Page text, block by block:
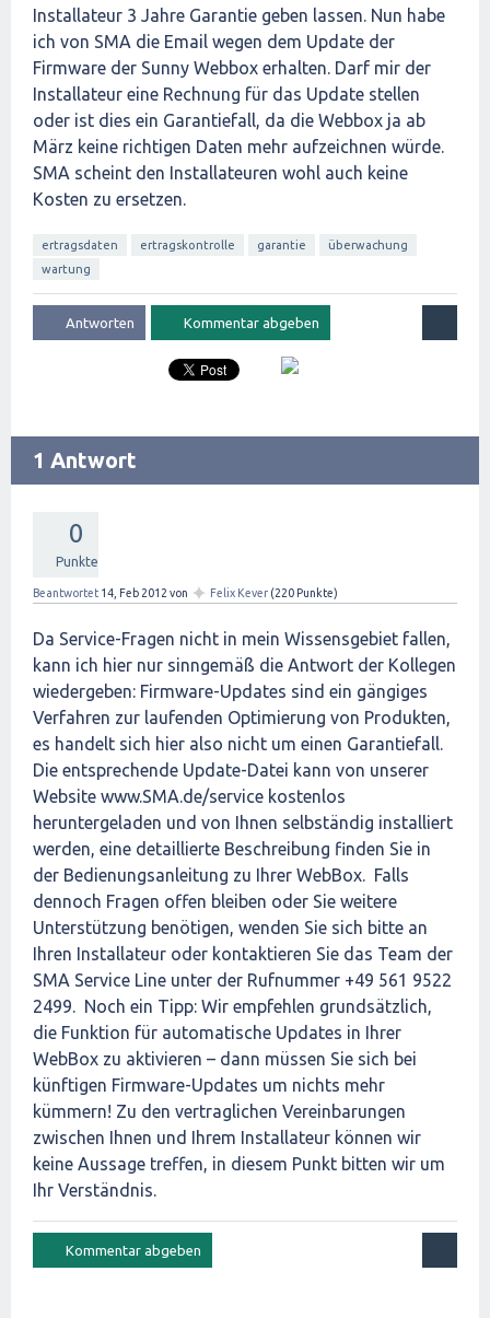
Installateur 3 Jahre Garantie geben lassen. Nun habe
ich von SMA die Email wegen dem Update der
Firmware der Sunny Webbox erhalten. Darf mir der
Installateur eine Rechnung für das Update stellen
oder ist dies ein Garantiefall, da die Webbox ja ab
März keine richtigen Daten mehr aufzeichnen würde.
SMA scheint den Installateuren wohl auch keine
Kosten zu ersetzen.
ertragsdaten ertragskontrolle garantie
überwachung
wartung
1 Antwort
0
Punkte
Beantwortet 14, Feb 2012 von ✦ Felix Kever (220 Punkte)
Da Service-Fragen nicht in mein Wissensgebiet fallen,
kann ich hier nur sinngemäß die Antwort der Kollegen
wiedergeben: Firmware-Updates sind ein gängiges
Verfahren zur laufenden Optimierung von Produkten,
es handelt sich hier also nicht um einen Garantiefall.
Die entsprechende Update-Datei kann von unserer
Website www.SMA.de/service kostenlos
heruntergeladen und von Ihnen selbständig installiert
werden, eine detaillierte Beschreibung finden Sie in
der Bedienungsanleitung zu Ihrer WebBox. Falls
dennoch Fragen offen bleiben oder Sie weitere
Unterstützung benötigen, wenden Sie sich bitte an
Ihren Installateur oder kontaktieren Sie das Team der
SMA Service Line unter der Rufnummer +49 561 9522
2499. Noch ein Tipp: Wir empfehlen grundsätzlich,
die Funktion für automatische Updates in Ihrer
WebBox zu aktivieren – dann müssen Sie sich bei
künftigen Firmware-Updates um nichts mehr
kümmern! Zu den vertraglichen Vereinbarungen
zwischen Ihnen und Ihrem Installateur können wir
keine Aussage treffen, in diesem Punkt bitten wir um
Ihr Verständnis.